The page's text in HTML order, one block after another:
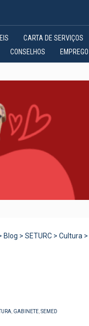
CARTA DE SERVIÇOS
CONSELHOS EMPREGO
Blog > SETURC > Cultura >
, GABINETE,SEMED